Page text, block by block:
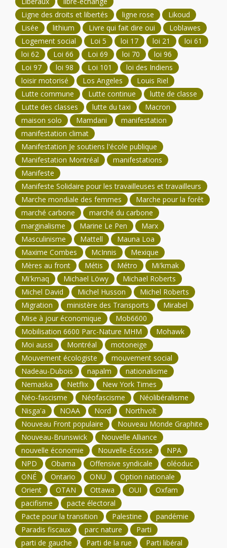
Ligne des droits et libertés
ligne rose
Likoud
Lisée
lithium Livre qui fait dire oui
Loblawes
Logement social
Loi 5 loi 17 loi 21
loi 61
loi 62
Loi 66 Loi 69 loi 70
loi 96
Loi 97
loi 98 Loi 101
loi des Indiens
loisir motorisé
Los Angeles
Louis Riel
Lutte commune
Lutte continue
lutte de classe
Lutte des classes
lutte du taxi
Macron
maison solo
Mamdani
manifestation
manifestation climat
Manifestation Je soutiens l'école publique
Manifestation Montréal
manifestations
Manifeste
Manifeste Solidaire pour les travailleuses et travailleurs
Marche mondiale des femmes
Marche pour la forêt
marché carbone
marché du carbone
marginalisme
Marine Le Pen
Marx
Masculinisme
Mattell
Mauna Loa
Maxime Combes
McInnis
Mexique
Mères au front
Métis Métro
Mi'kmak
Mi'kmaq
Michael Löwy
Michael Roberts
Michel David
Michel Husson
Michel Roberts
Migration
ministère des Transports
Mirabel
Mise à jour économique
Mob6600
Mobilisation 6600 Parc-Nature MHM
Mohawk
Moi aussi
Montréal
motoneige
Mouvement écologiste
mouvement social
Nadeau-Dubois
napalm
nationalisme
Nemaska
Netflix
New York Times
Néo-fascisme
Néofascisme
Néolibéralisme
Nisga'a
NOAA Nord
Northvolt
Nouveau Front populaire
Nouveau Monde Graphite
Nouveau-Brunswick
Nouvelle Alliance
nouvelle économie
Nouvelle-Écosse
NPA
NPD
Obama Offensive syndicale
oléoduc
ONÉ
Ontario ONU
Option nationale
Orient
OTAN Ottawa OUI
Oxfam
pacifisme
pacte électoral
Pacte pour la transition
Palestine
pandémie
Paradis fiscaux
parc nature
Parti
parti de gauche
Parti de la rue
Parti libéral